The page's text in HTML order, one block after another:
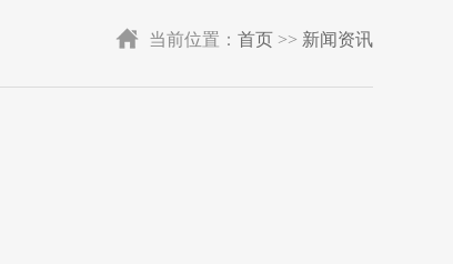
当前位置： 首页 >> 新闻资讯